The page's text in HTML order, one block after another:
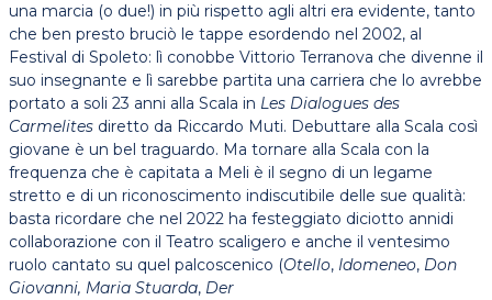
una marcia (o due!) in più rispetto agli altri era evidente, tanto
che ben presto bruciò le tappe esordendo nel 2002, al
Festival di Spoleto: lì conobbe Vittorio Terranova che divenne il
suo insegnante e lì sarebbe partita una carriera che lo avrebbe
portato a soli 23 anni alla Scala in Les Dialogues des
Carmelites diretto da Riccardo Muti. Debuttare alla Scala così
giovane è un bel traguardo. Ma tornare alla Scala con la
frequenza che è capitata a Meli è il segno di un legame
stretto e di un riconoscimento indiscutibile delle sue qualità:
basta ricordare che nel 2022 ha festeggiato diciotto annidi
collaborazione con il Teatro scaligero e anche il ventesimo
ruolo cantato su quel palcoscenico (Otello, Idomeneo, Don
Giovanni, Maria Stuarda, Der